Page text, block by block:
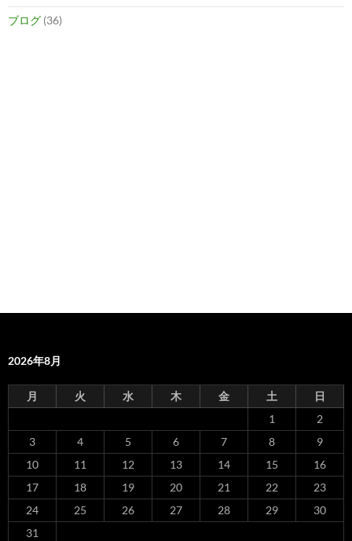
ブログ (36)
2026年8月
月 火 水 木 金 土
日
1
2
3
4 5 6 7 8
9
10
11 12 13 14 15
16
17
18 19 20 21 22
23
24
25 26 27 28 29
30
31